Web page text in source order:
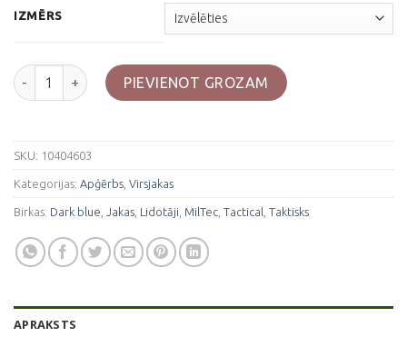
IZMĒRS
Taktiskā lidotāju jaka- Dark blue daudzums
PIEVIENOT GROZAM
SKU: 10404603
Kategorijas: Apģērbs Virsjakas
Birkas: Dark blue Jakas Lidotāji MilTec Tactical Taktisks
APRAKSTS